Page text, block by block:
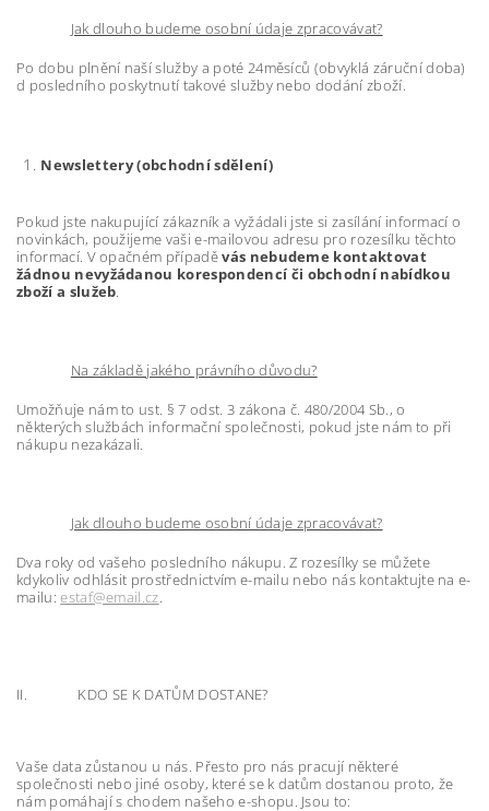
Jak dlouho budeme osobní údaje zpracovávat?
Po dobu plnění naší služby a poté 24měsíců (obvyklá záruční doba)
d posledního poskytnutí takové služby nebo dodání zboží.
Newslettery (obchodní sdělení)
Pokud jste nakupující zákazník a vyžádali jste si zasílání informací o
novinkách, použijeme vaši e-mailovou adresu pro rozesílku těchto
informací. V opačném případěvás nebudeme kontaktovat
žádnou nevyžádanou korespondencí či obchodní nabídkou
zboží a služeb.
Na základě jakého právního důvodu?
Umožňuje nám to ust. § 7 odst. 3 zákona č. 480/2004 Sb., o
některých službách informační společnosti, pokud jste nám to při
nákupu nezakázali.
Jak dlouho budeme osobní údaje zpracovávat?
Dva roky od vašeho posledního nákupu. Z rozesílky se můžete
kdykoliv odhlásit prostřednictvím e-mailu nebo nás kontaktujte na e-
mailu:estaf@email.cz.
II. KDO SE K DATŮM DOSTANE?
Vaše data zůstanou u nás. Přesto pro nás pracují některé
společnosti nebo jiné osoby, které se k datům dostanou proto, že
nám pomáhají s chodem našeho e-shopu. Jsou to: